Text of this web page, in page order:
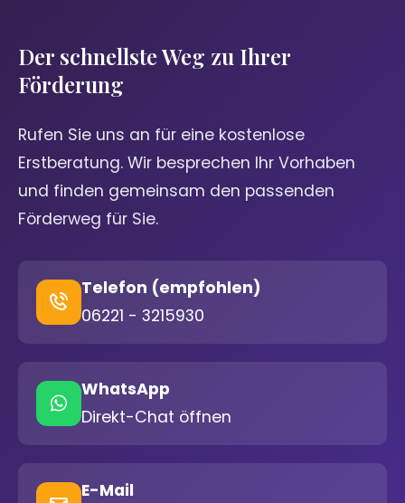
Der schnellste Weg zu Ihrer
Förderung
Rufen Sie uns an für eine kostenlose
Erstberatung. Wir besprechen Ihr Vorhaben
und finden gemeinsam den passenden
Förderweg für Sie.
Telefon (empfohlen)
06221 - 3215930
WhatsApp
Direkt-Chat öffnen
E-Mail